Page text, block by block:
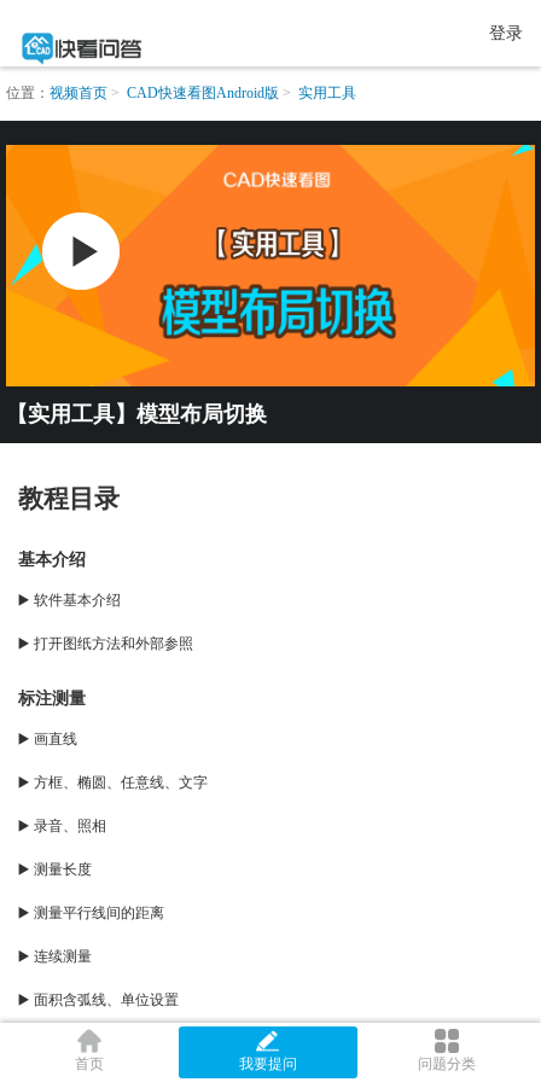
登录
位置： 视频首页 CAD快速看图Android版 实用工具
【实用工具】模型布局切换
教程目录
基本介绍
▶️ 软件基本介绍
▶️ 打开图纸方法和外部参照
标注测量
▶️ 画直线
▶️ 方框、椭圆、任意线、文字
▶️ 录音、照相
▶️ 测量长度
▶️ 测量平行线间的距离
▶️ 连续测量
▶️ 面积含弧线、单位设置
▶️ 角度弧长
首页 我要提问 问题分类